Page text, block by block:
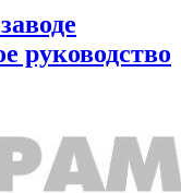
руководство